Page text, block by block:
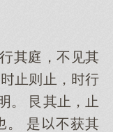
其庭，不见其
止则止，行
。 艮其止，止
是不获其